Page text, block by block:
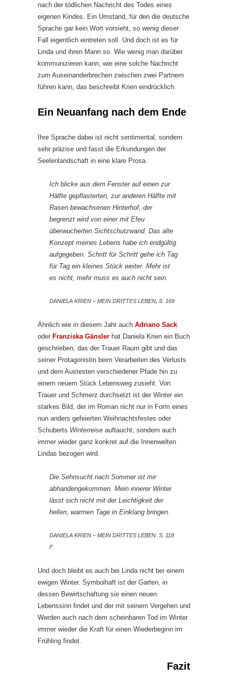
nach der tödlichen Nachricht des Todes eines
eigenen Kindes. Ein Umstand, für den die deutsche
Sprache gar kein Wort vorsieht, so wenig dieser
Fall eigentlich eintreten soll. Und doch ist es für
Linda und ihren Mann so. Wie wenig man darüber
kommunizieren kann, wie eine solche Nachricht
zum Auseinanderbrechen zwischen zwei Partnern
führen kann, das beschreibt Krien eindrücklich.
Ein Neuanfang nach dem Ende
Ihre Sprache dabei ist nicht sentimental, sondern
sehr präzise und fasst die Erkundungen der
Seelenlandschaft in eine klare Prosa.
Ich blicke aus dem Fenster auf einen zur
Hälfte gepflasterten, zur anderen Hälfte mit
Rasen bewachsenen Hinterhof, der
begrenzt wird von einer mit Efeu
überwucherten Sichtschutzwand. Das alte
Konzept meines Lebens habe ich endgültig
aufgegeben. Schritt für Schritt gehe ich Tag
für Tag ein kleines Stück weiter. Mehr ist
es nicht, mehr muss es auch nicht sein.
DANIELA KRIEN – MEIN DRITTES LEBEN, S. 169
Ähnlich wie in diesem Jahr auch Adriano Sack
oder Franziska Gänsler hat Daniela Krien ein Buch
geschrieben, das der Trauer Raum gibt und das
seiner Protagonistin beim Verarbeiten des Verlusts
und dem Austesten verschiedener Pfade hin zu
einem neuem Stück Lebensweg zusieht. Von
Trauer und Schmerz durchsetzt ist der Winter ein
starkes Bild, der im Roman nicht nur in Form eines
nun anders gefeierten Weihnachtsfestes oder
Schuberts Winterreise auftaucht, sondern auch
immer wieder ganz konkret auf die Innenwelten
Lindas bezogen wird.
Die Sehnsucht nach Sommer ist mir
abhandengekommen. Mein innerer Winter
lässt sich nicht mit der Leichtigkeit der
hellen, warmen Tage in Einklang bringen.
DANIELA KRIEN – MEIN DRITTES LEBEN. S. 118
F.
Und doch bleibt es auch bei Linda nicht bei einem
ewigen Winter. Symbolhaft ist der Garten, in
dessen Bewirtschaftung sie einen neuen
Lebenssinn findet und der mit seinem Vergehen und
Werden auch nach dem scheinbaren Tod im Winter
immer wieder die Kraft für einen Wiederbeginn im
Frühling findet.
Fazit